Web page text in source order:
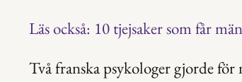
Läs också: 10 tjejsaker som får
Två franska psykologer gjorde